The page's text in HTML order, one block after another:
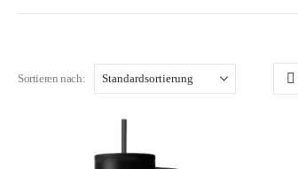
Sortieren nach: